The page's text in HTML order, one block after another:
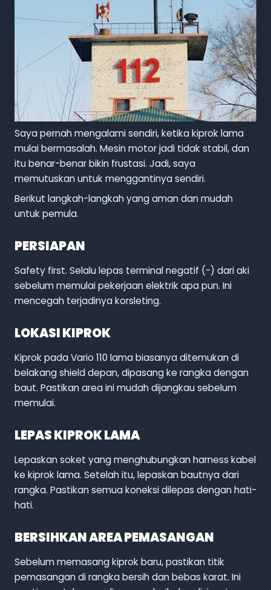
Saya pernah mengalami sendiri, ketika kiprok lama
mulai bermasalah. Mesin motor jadi tidak stabil, dan
itu benar-benar bikin frustasi. Jadi, saya
memutuskan untuk menggantinya sendiri.
Berikut langkah-langkah yang aman dan mudah
untuk pemula.
PERSIAPAN
Safety first. Selalu lepas terminal negatif (-) dari aki
sebelum memulai pekerjaan elektrik apa pun. Ini
mencegah terjadinya korsleting.
LOKASI KIPROK
Kiprok pada Vario 110 lama biasanya ditemukan di
belakang shield depan, dipasang ke rangka dengan
baut. Pastikan area ini mudah dijangkau sebelum
memulai.
LEPAS KIPROK LAMA
Lepaskan soket yang menghubungkan harness kabel
ke kiprok lama. Setelah itu, lepaskan bautnya dari
rangka. Pastikan semua koneksi dilepas dengan hati-
hati.
BERSIHKAN AREA PEMASANGAN
Sebelum memasang kiprok baru, pastikan titik
pemasangan di rangka bersih dan bebas karat. Ini